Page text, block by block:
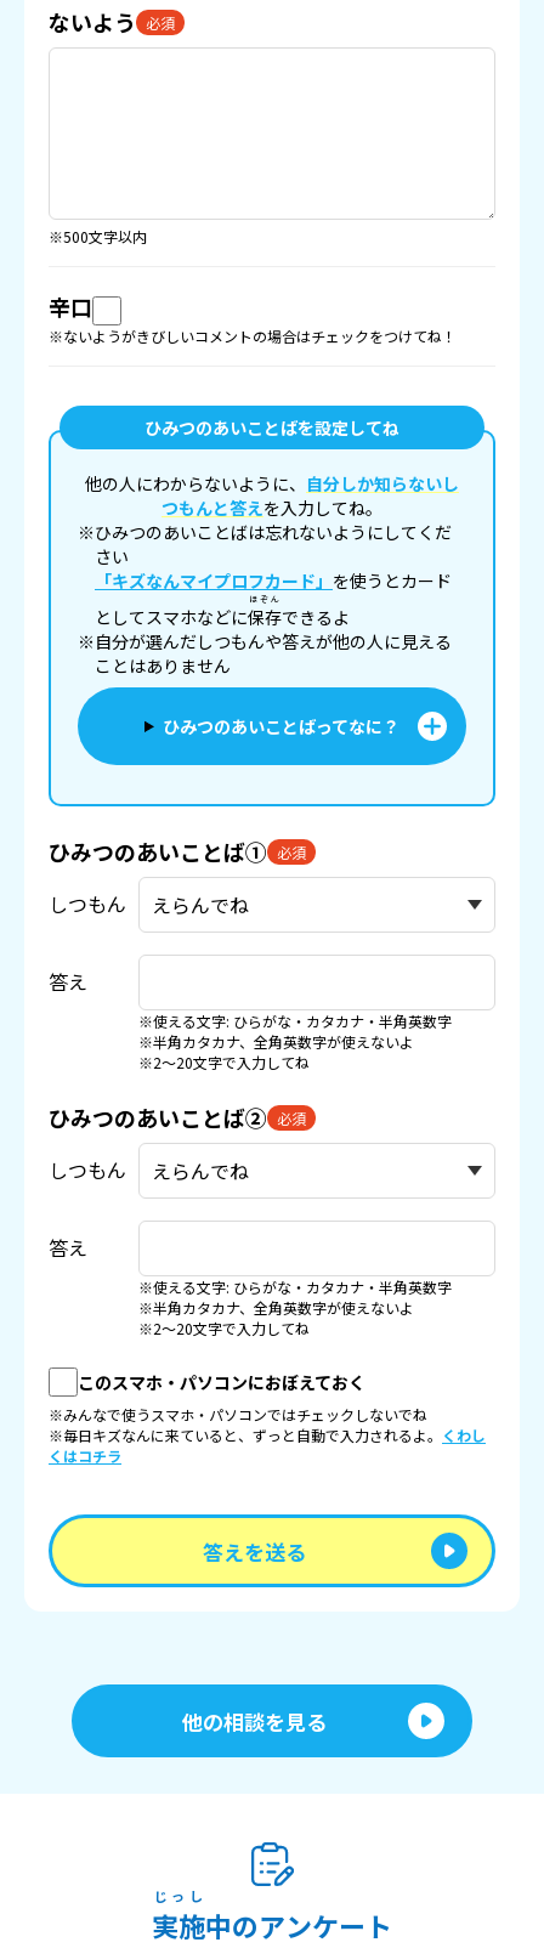
ないよう 必須
※500文字以内
辛口
※ないようがきびしいコメントの場合はチェックをつけてね！
ひみつのあいことばを設定してね
他の人にわからないように、 自分しか知らないし
つもんと答えを入力してね。
※ひみつのあいことばは忘れないようにしてくだ
さい
「キズなんマイプロフカード」 を使うとカード
としてスマホなどに保存
ほぞん
できるよ
※自分が選んだしつもんや答えが他の人に見える
ことはありません
ひみつのあいことばってなに？
ひみつのあいことば① 必須
しつもん
答え
※使える文字: ひらがな・カタカナ・半角英数字
※半角カタカナ、全角英数字が使えないよ
※2〜20文字で入力してね
ひみつのあいことば② 必須
しつもん
答え
※使える文字: ひらがな・カタカナ・半角英数字
※半角カタカナ、全角英数字が使えないよ
※2〜20文字で入力してね
このスマホ・パソコンにおぼえておく
※みんなで使うスマホ・パソコンではチェックしないでね
※毎日キズなんに来ていると、ずっと自動で入力されるよ。 くわし
くはコチラ
答えを送る
他の相談を見る
実施
じっし
中のアンケート